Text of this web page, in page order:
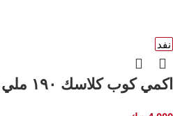
نفد
اكمي كوب كلاسك ١٩٠ ملي ازرق